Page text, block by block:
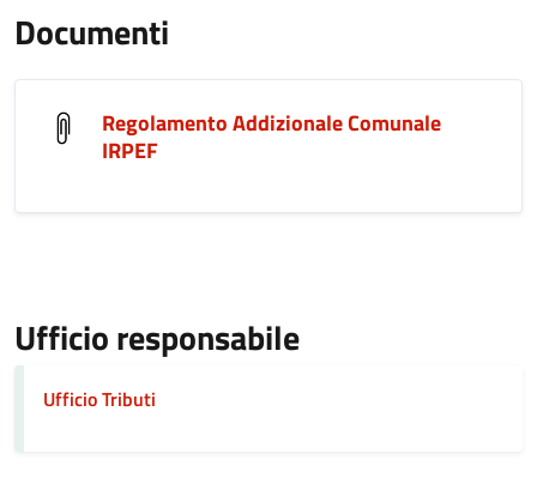
Documenti
Regolamento Addizionale Comunale
IRPEF
Ufficio responsabile
Ufficio Tributi